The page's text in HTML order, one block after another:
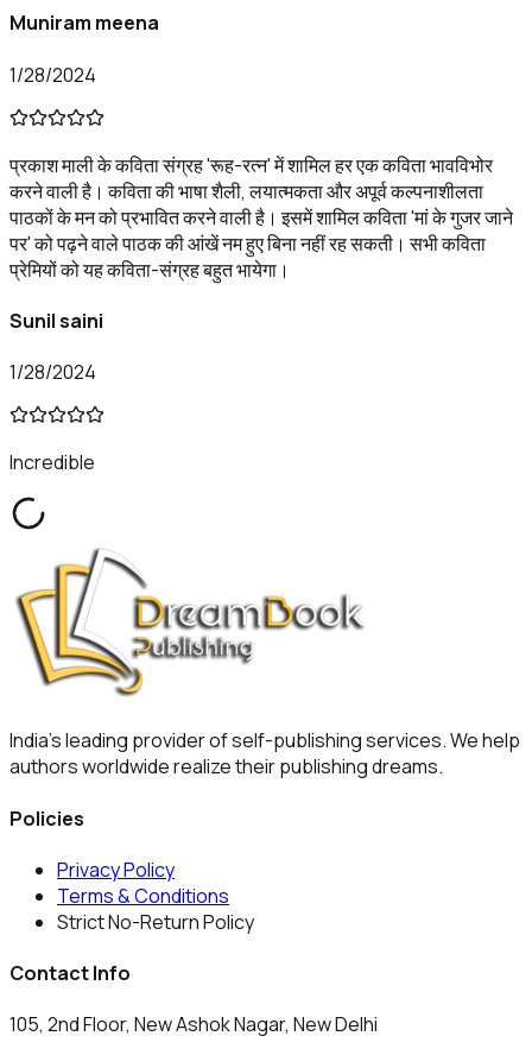
Muniram meena
1/28/2024
प्रकाश माली के कविता संग्रह 'रूह-रत्न' में शामिल हर एक कविता भावविभोर
करने वाली है। कविता की भाषा शैली, लयात्मकता और अपूर्व कल्पनाशीलता
पाठकों के मन को प्रभावित करने वाली है। इसमें शामिल कविता 'मां के गुजर जाने
पर' को पढ़ने वाले पाठक की आंखें नम हुए बिना नहीं रह सकती। सभी कविता
प्रेमियों को यह कविता-संग्रह बहुत भायेगा।
Sunil saini
1/28/2024
Incredible
India's leading provider of self-publishing services. We help
authors worldwide realize their publishing dreams.
Policies
Privacy Policy
Terms & Conditions
Strict No-Return Policy
Contact Info
105, 2nd Floor, New Ashok Nagar, New Delhi